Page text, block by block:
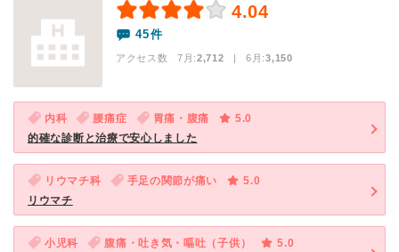
4.04
45件
アクセス数 7月:2,712 | 6月:3,150
内科 腰痛症 胃痛・腹痛
5.0
的確な診断と治療で安心しました
リウマチ科 手足の関節が痛い
5.0
リウマチ
小児科 腹痛・吐き気・嘔吐（子供）
5.0